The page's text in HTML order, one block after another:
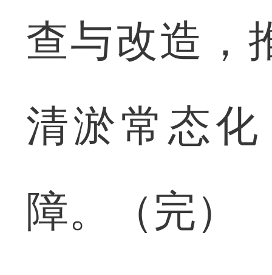
查与改造，
清淤常态
障。（完）